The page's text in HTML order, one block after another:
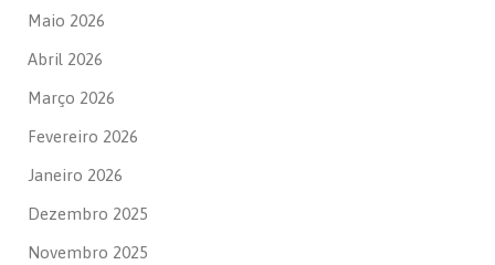
Maio 2026
Abril 2026
Março 2026
Fevereiro 2026
Janeiro 2026
Dezembro 2025
Novembro 2025